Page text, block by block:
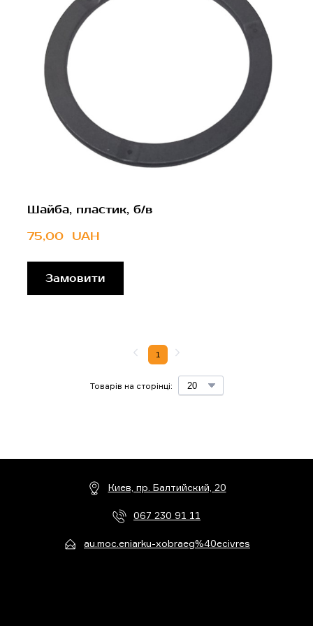
Шайба, пластик, б/в
75,00  UAH
Замовити
Товарів на сторінці:
1
Киев, пр. Балтийский, 20
067 230 91 11
au.moc.eniarku-xobraeg%40ecivres